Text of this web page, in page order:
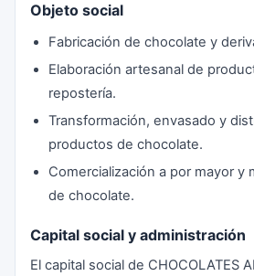
Objeto social
Fabricación de chocolate y
Elaboración artesanal de
repostería.
Transformación, envasado y
productos de chocolate.
Comercialización a por mayor y
de chocolate.
Capital social y administración
El capital social de CHOCOLATES